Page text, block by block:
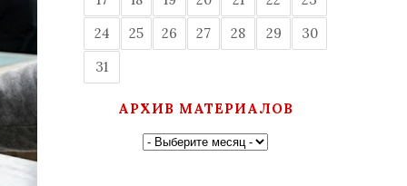
24
25 26 27 28 29
30
31
АРХИВ МАТЕРИАЛОВ